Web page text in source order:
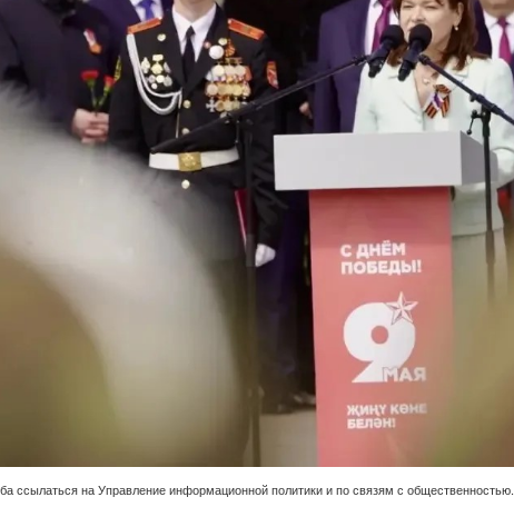
ссылаться на Управление информационной политики и по связям с общественностью.